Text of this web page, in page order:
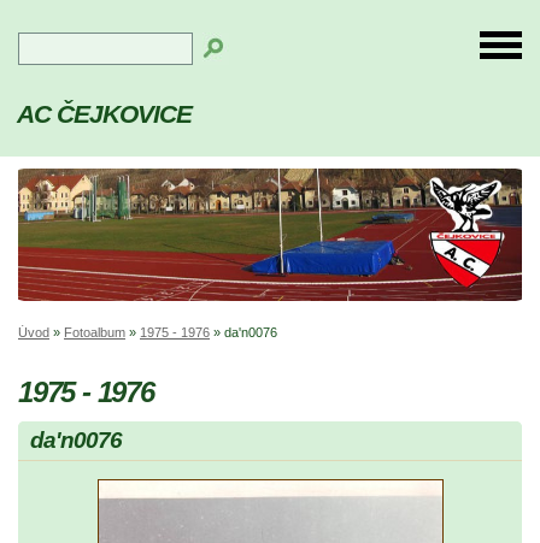
AC ČEJKOVICE
Úvod » Fotoalbum » 1975 - 1976 » da'n0076
1975 - 1976
da'n0076